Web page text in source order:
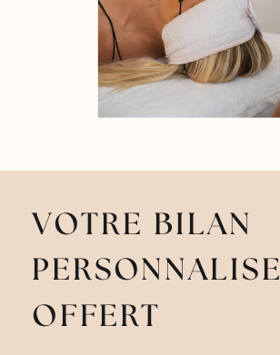
VOTRE BILAN
PERSONNALISE
OFFERT